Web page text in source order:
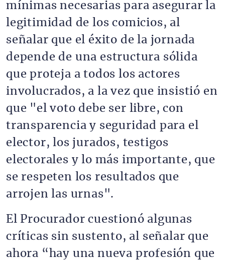
mínimas necesarias para asegurar la
legitimidad de los comicios, al
señalar que el éxito de la jornada
depende de una estructura sólida
que proteja a todos los actores
involucrados, a la vez que insistió en
que "el voto debe ser libre, con
transparencia y seguridad para el
elector, los jurados, testigos
electorales y lo más importante, que
se respeten los resultados que
arrojen las urnas".
El Procurador cuestionó algunas
críticas sin sustento, al señalar que
ahora “hay una nueva profesión que